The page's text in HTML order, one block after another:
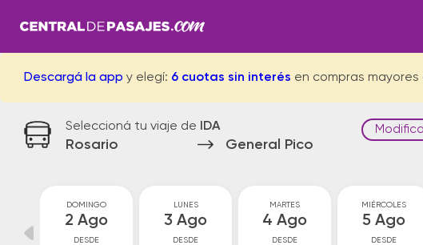
Descargá la app y elegí: 6 cuotas sin interés en compras mayores
Seleccioná tu viaje de IDA
Rosario General Pico
DOMINGO
2 Ago
DESDE
LUNES
3 Ago
DESDE
MARTES
4 Ago
DESDE
MIÉRCOLES
5 Ago
DESDE